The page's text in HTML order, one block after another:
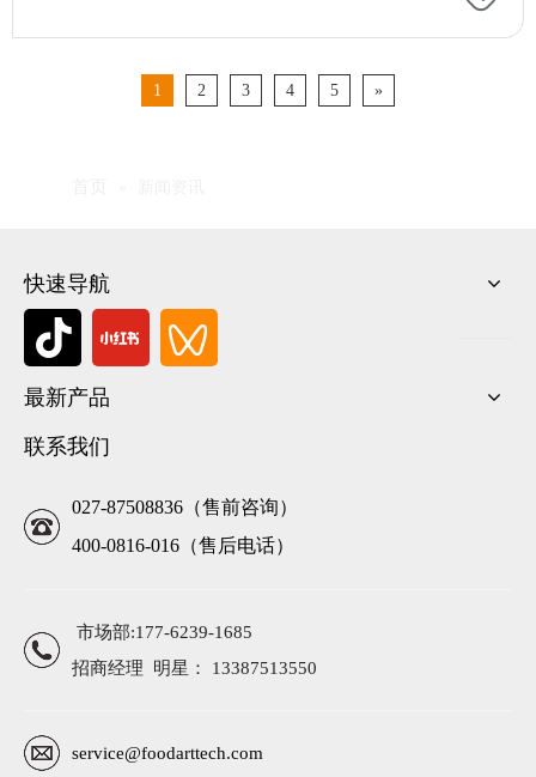
1 2 3 4 5 »
快速导航
最新产品
联系我们
027-87508836（售前咨询）
400-0816-016（售后电话）
市场部:177-6239-1685
招商经理 明星： 13387513550
service@foodarttech.com